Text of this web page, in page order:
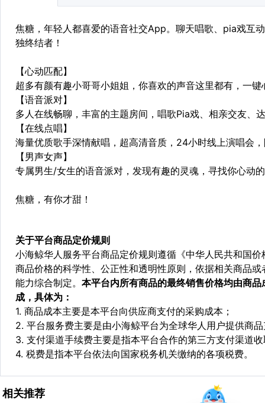
焦糖，年轻人都喜爱的语音社交App。聊天唱歌、pia戏互
独终结者！
【心动匹配】
超多有颜有趣小哥哥小姐姐，你喜欢的声音这里都有，一
【语音派对】
多人在线畅聊，丰富的主题房间，唱歌Pia戏、相亲交友、
【在线点唱】
海量优质歌手深情献唱，超高清音质，24小时线上演唱会
【男声女声】
专属男生/女生的语音派对，发现有趣的灵魂，寻找你心动
焦糖，有你才甜！
关于平台商品定价规则
小海鲸华人服务平台商品定价规则遵循《中华人民共和国
商品价格的科学性、公正性和透明性原则，依据相关商品
能力综合制定。 本平台内所有商品的最终销售价格均由商
成，具体为：
1. 商品成本主要是本平台向供应商支付的采购成本；
2. 平台服务费主要是由小海鲸平台为全球华人用户提供商
3. 支付渠道手续费主要是指本平台合作的第三方支付渠道
4. 税费是指本平台依法向国家税务机关缴纳的各项税费。
相关推荐